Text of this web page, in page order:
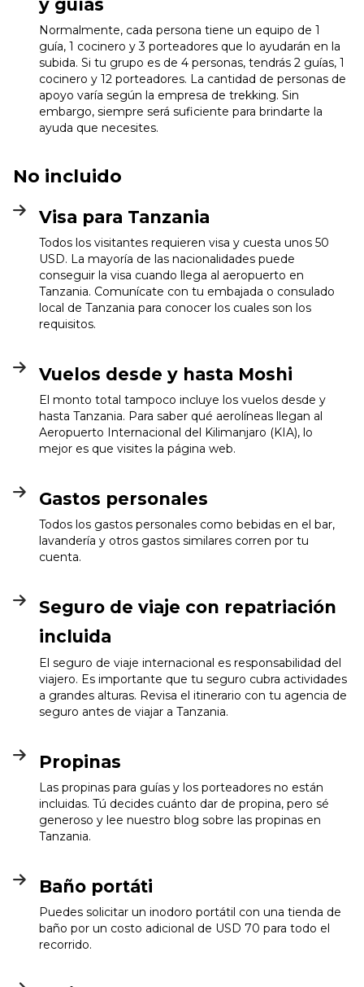
y guías
Normalmente, cada persona tiene un equipo de 1
guía, 1 cocinero y 3 porteadores que lo ayudarán en la
subida. Si tu grupo es de 4 personas, tendrás 2 guías, 1
cocinero y 12 porteadores. La cantidad de personas de
apoyo varía según la empresa de trekking. Sin
embargo, siempre será suficiente para brindarte la
ayuda que necesites.
No incluido
Visa para Tanzania
Todos los visitantes requieren visa y cuesta unos 50
USD. La mayoría de las nacionalidades puede
conseguir la visa cuando llega al aeropuerto en
Tanzania. Comunícate con tu embajada o consulado
local de Tanzania para conocer los cuales son los
requisitos.
Vuelos desde y hasta Moshi
El monto total tampoco incluye los vuelos desde y
hasta Tanzania. Para saber qué aerolíneas llegan al
Aeropuerto Internacional del Kilimanjaro (KIA), lo
mejor es que visites la página web.
Gastos personales
Todos los gastos personales como bebidas en el bar,
lavandería y otros gastos similares corren por tu
cuenta.
Seguro de viaje con repatriación
incluida
El seguro de viaje internacional es responsabilidad del
viajero. Es importante que tu seguro cubra actividades
a grandes alturas. Revisa el itinerario con tu agencia de
seguro antes de viajar a Tanzania.
Propinas
Las propinas para guías y los porteadores no están
incluidas. Tú decides cuánto dar de propina, pero sé
generoso y lee nuestro blog sobre las propinas en
Tanzania.
Baño portáti
Puedes solicitar un inodoro portátil con una tienda de
baño por un costo adicional de USD 70 para todo el
recorrido.